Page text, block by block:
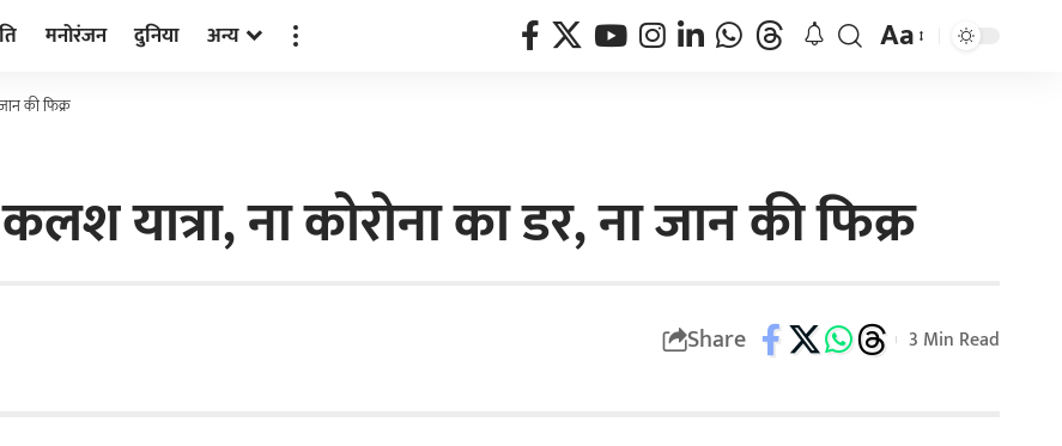
मनोरंजन दुनिया अन्य Aa
की फिक्र
यात्रा, ना कोरोना का डर, ना जान की फिक्र
Share 3 Min Read